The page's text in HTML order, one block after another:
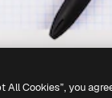
All Cookies”, you